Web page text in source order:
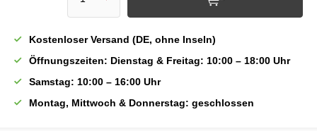
Kostenloser Versand (DE, ohne Inseln)
Öffnungszeiten: Dienstag & Freitag: 10:00 – 18:00 Uhr
Samstag: 10:00 – 16:00 Uhr
Montag, Mittwoch & Donnerstag: geschlossen